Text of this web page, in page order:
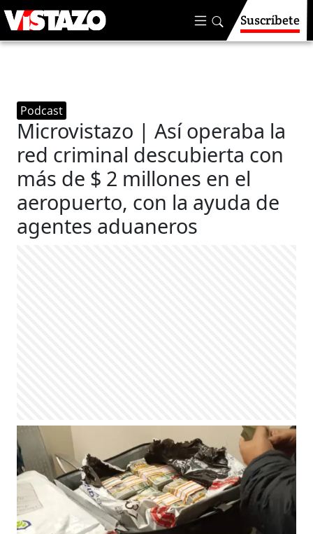
Suscríbete
Podcast
Microvistazo | Así operaba la
red criminal descubierta con
más de $ 2 millones en el
aeropuerto, con la ayuda de
agentes aduaneros